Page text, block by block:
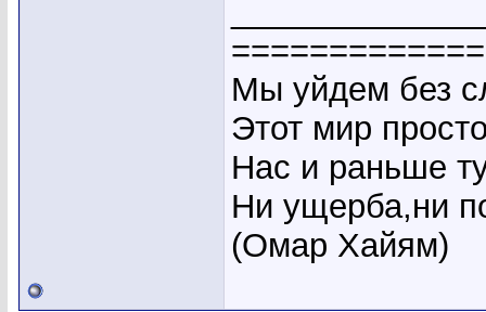
Мы уйдем без
Этот мир
Нас и раньше
Ни ущерба,ни
(Омар Хайям)